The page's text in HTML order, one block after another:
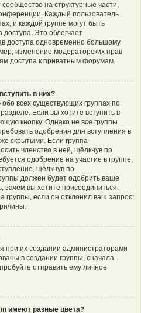
на структурные части,
Каждый пользователь
и каждой группе могут быть
Это облегчает
доступа одновременно большому
изменение модераторских прав
доступа к приватным форумам.
в них?
всех существующих группах по
Если вы хотите вступить в
кнопку. Однако не все группы
одобрения для вступления в
скрытыми. Если группа
членство в ней, щёлкнув по
одобрение на участие в группе,
щёлкнув по
должен будет одобрить ваше
зачем вы хотите присоединиться.
группы, если он отклонил ваш запрос;
при их создании администраторами
в создании группы, сначала
отправить ему личное
имеют разные цвета?